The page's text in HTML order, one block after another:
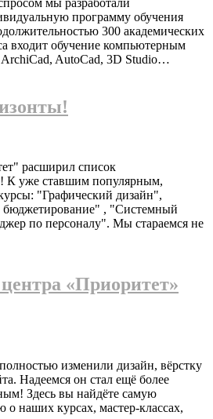
программу обучения
300 академических
входит обучение компьютерным
AutoCad, 3D Studio…
расширил список
К уже ставшим популярным,
"Графический дизайн",
бюджетирование" , "Системный
по персоналу". Мы стараемся не
«Приоритет»
изменили дизайн, вёрстку
Надеемся он стал ещё более
Здесь вы найдёте самую
наших курсах, мастер-классах,